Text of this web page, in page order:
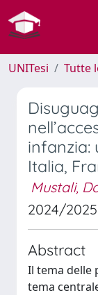
UNITesi Tutte
infanzia:
Italia,
Mustali,
2024/2025
Abstract
Il tema delle
tema